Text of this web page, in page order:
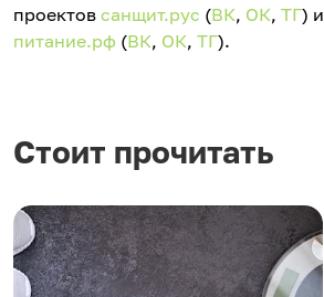
проектов санщит.рус (ВК, ОК, ТГ) и
питание.рф (ВК, ОК, ТГ).
Стоит прочитать